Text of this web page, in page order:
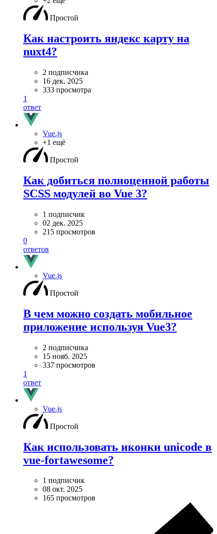
Простой
Как настроить яндекс карту на
nuxt4?
2 подписчика
16 дек. 2025
333 просмотра
1
ответ
Vue.js
+1 ещё
Простой
Как добиться полноценной работы
SCSS модулей во Vue 3?
1 подписчик
02 дек. 2025
215 просмотров
0
ответов
Vue.js
Простой
В чем можно создать мобильное
приложение используя Vue3?
2 подписчика
15 нояб. 2025
337 просмотров
1
ответ
Vue.js
Простой
Как использовать иконки unicode в
vue-fortawesome?
1 подписчик
08 окт. 2025
165 просмотров